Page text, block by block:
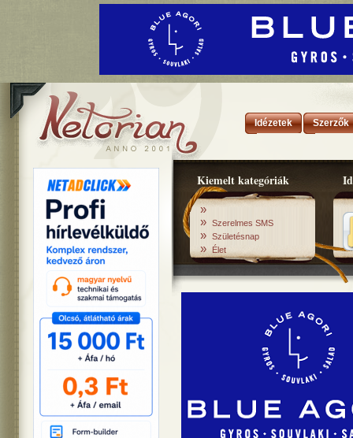
Idézetek Szerzők
Kiemelt kategóriák
»
» Szerelmes SMS
» Születésnap
» Élet